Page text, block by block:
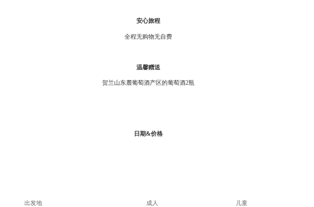
安心旅程
全程无购物无自费
温馨赠送
贺兰山东麓葡萄酒产区的葡萄酒2瓶
日期&价格
出发地 成人
儿童